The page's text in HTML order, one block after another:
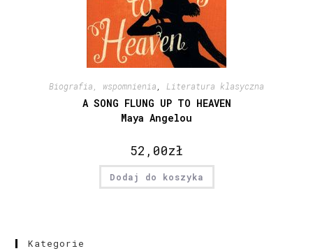
Biografia, wspomnienia Literatura klasyczna
A SONG FLUNG UP TO HEAVEN
Maya Angelou
52,00zł
Dodaj do koszyka
Kategorie